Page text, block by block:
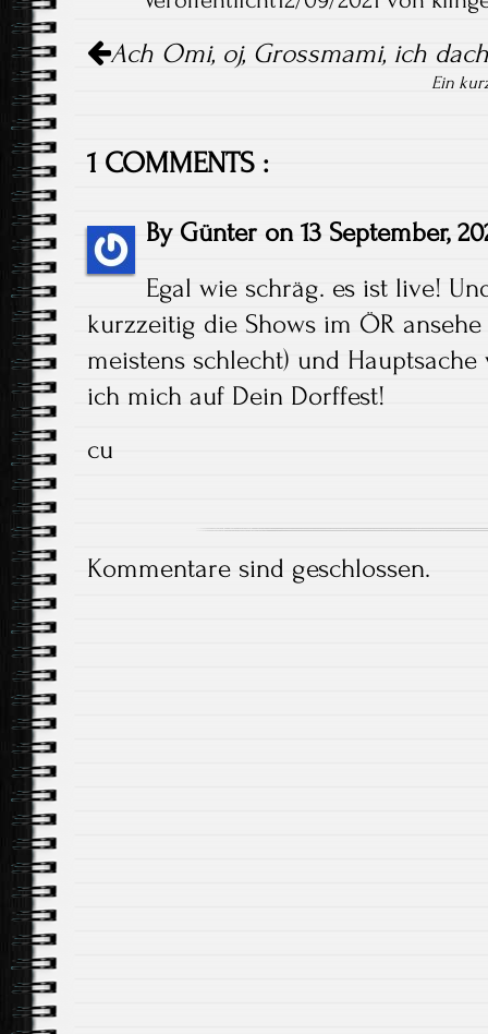
Navigation
Ach Omi, oj, Grossmami, ich
Ein
1 COMMENTS :
By Günter on 13 September,
Egal wie schräg. es ist live!
kurzzeitig die Shows im ÖR
meistens schlecht) und
ich mich auf Dein Dorffest!
cu
Kommentare sind geschlossen.